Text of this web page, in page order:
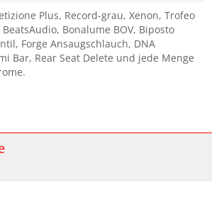
Plus, Record-grau, Xenon, Trofeo
BeatsAudio, Bonalume BOV, Biposto
Forge Ansaugschlauch, DNA
Bar, Rear Seat Delete und jede Menge